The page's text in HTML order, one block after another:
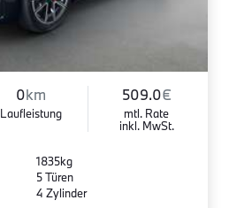
0km
Laufleistung
509.0€
mtl. Rate
inkl. MwSt.
1835kg
5 Türen
4 Zylinder